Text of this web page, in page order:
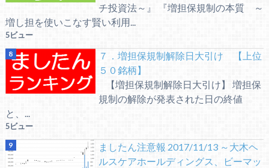
チ投資法～』 『増担保規制の本質 ～
増し担を使いこなす賢い利用...
5ビュー
７．増担保規制解除日大引け 【上位
５０銘柄】
【増担保規制解除日大引け】 増担保
規制の解除が発表された日の終値
と、...
5ビュー
ましたん注意報 2017/11/13 ～大木ヘ
ルスケアホールディングス、ビーマッ